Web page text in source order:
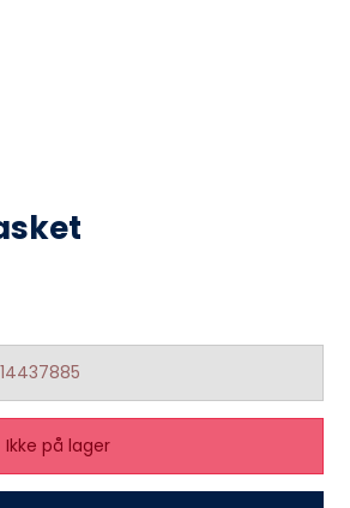
14437885
Ikke på lager